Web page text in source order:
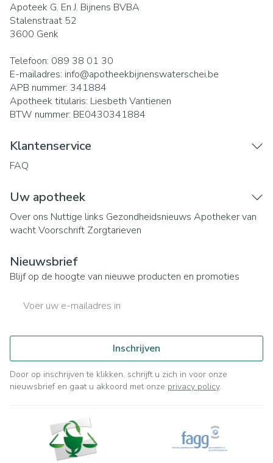
Apoteek G. En J. Bijnens BVBA
Stalenstraat 52
3600 Genk
Telefoon: 089 38 01 30
E-mailadres: info@apotheekbijnenswaterschei.be
APB nummer: 341884
Apotheek titularis: Liesbeth Vantienen
BTW nummer: BE0430341884
Klantenservice
FAQ
Uw apotheek
Over ons Nuttige links Gezondheidsnieuws Apotheker van
wachtVoorschrift Zorgtarieven
Nieuwsbrief
Blijf op de hoogte van nieuwe producten en promoties
Inschrijven
Door op inschrijven te klikken, schrijft u zich in voor onze
nieuwsbrief en gaat u akkoord met onze privacy policy.